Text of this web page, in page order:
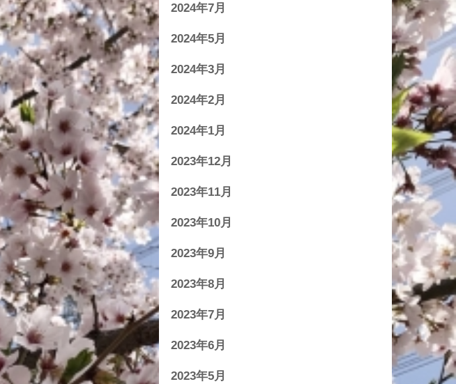
2024年7月
2024年5月
2024年3月
2024年2月
2024年1月
2023年12月
2023年11月
2023年10月
2023年9月
2023年8月
2023年7月
2023年6月
2023年5月